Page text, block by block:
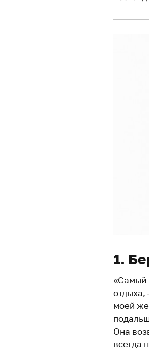
1.
«Самый
моей
Она
всегда